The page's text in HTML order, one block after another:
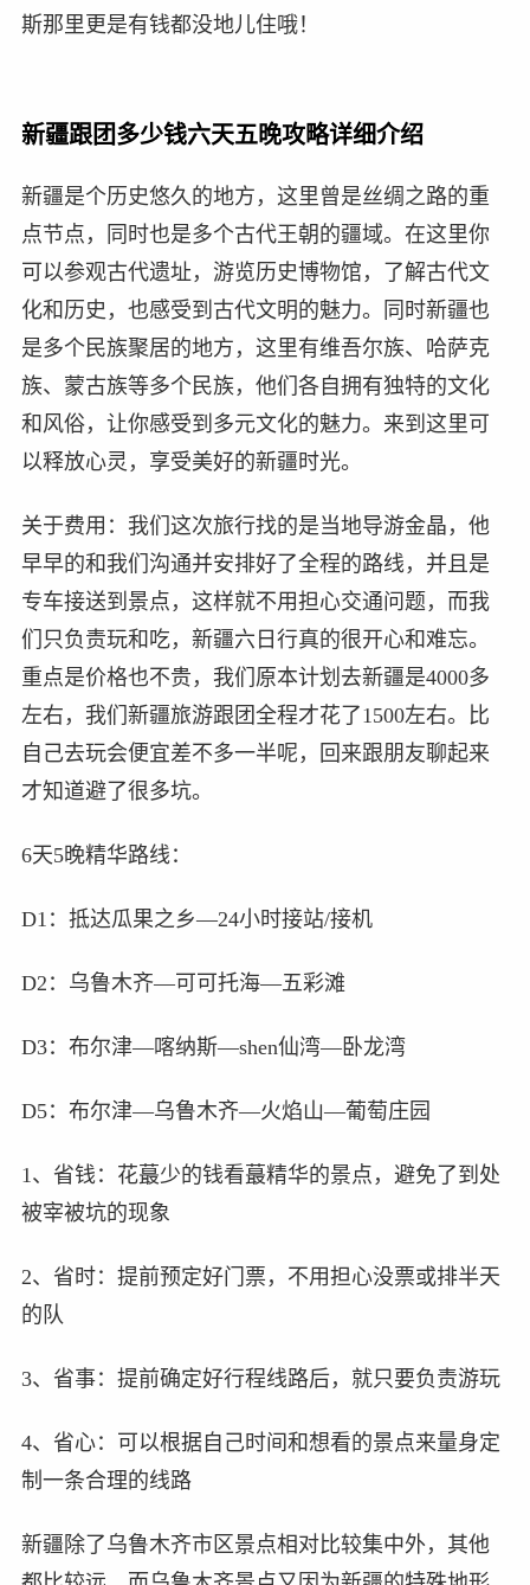
斯那里更是有钱都没地儿住哦！
新疆跟团多少钱六天五晚攻略详细介绍
新疆是个历史悠久的地方，这里曾是丝绸之路的重
点节点，同时也是多个古代王朝的疆域。在这里你
可以参观古代遗址，游览历史博物馆，了解古代文
化和历史，也感受到古代文明的魅力。同时新疆也
是多个民族聚居的地方，这里有维吾尔族、哈萨克
族、蒙古族等多个民族，他们各自拥有独特的文化
和风俗，让你感受到多元文化的魅力。来到这里可
以释放心灵，享受美好的新疆时光。
关于费用：我们这次旅行找的是当地导游金晶，他
早早的和我们沟通并安排好了全程的路线，并且是
专车接送到景点，这样就不用担心交通问题，而我
们只负责玩和吃，新疆六日行真的很开心和难忘。
重点是价格也不贵，我们原本计划去新疆是4000多
左右，我们新疆旅游跟团全程才花了1500左右。比
自己去玩会便宜差不多一半呢，回来跟朋友聊起来
才知道避了很多坑。
6天5晚精华路线：
D1：抵达瓜果之乡—24小时接站/接机
D2：乌鲁木齐—可可托海—五彩滩
D3：布尔津—喀纳斯—shen仙湾—卧龙湾
D5：布尔津—乌鲁木齐—火焰山—葡萄庄园
1、省钱：花蕞少的钱看蕞精华的景点，避免了到处
被宰被坑的现象
2、省时：提前预定好门票，不用担心没票或排半天
的队
3、省事：提前确定好行程线路后，就只要负责游玩
4、省心：可以根据自己时间和想看的景点来量身定
制一条合理的线路
新疆除了乌鲁木齐市区景点相对比较集中外，其他